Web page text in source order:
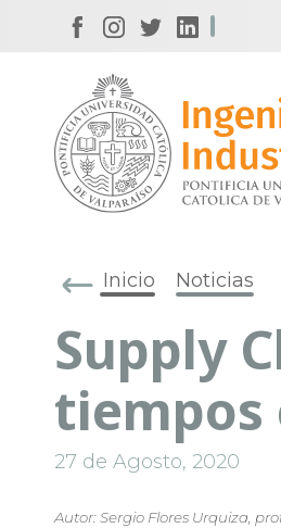
Inicio Noticias
Supply
tiempos
27 de Agosto, 2020
Autor: Sergio Flores Urquiza,